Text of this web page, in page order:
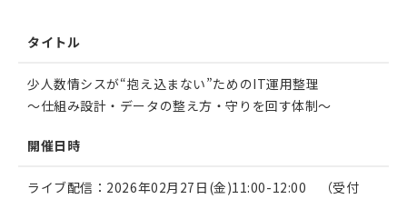
タイトル
少人数情シスが“抱え込まない”ためのIT運用整理
〜仕組み設計・データの整え方・守りを回す体制〜
開催日時
ライブ配信：2026年02月27日(金)11:00-12:00 （受付